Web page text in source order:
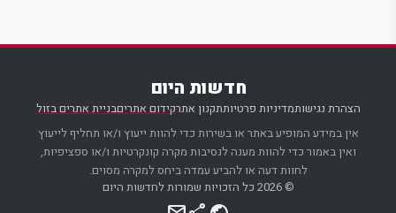
חדשות היום
הצהרת נגישותמדיניות פרטיותתקנון אתרקידום אתריםבניית אתרים בזול
אין במידע המופיע באתר או בשירות כדי להוות ייעוץ ו/או תחליף לייעוץ
ואין באמור כדי להוות מענה לנסיבות מקרה קונקרטיות ו/או ספציפיות,
לחוות דעה או להביע עמדה ביחס למקרה מסוים.
© 2026 כל הזכויות שמורות לחדשות היום